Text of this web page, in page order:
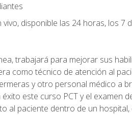
disponible las 24 horas, los 7
trabajará para mejorar sus
como técnico de atención al
y otro personal médico a
este curso PCT y el examen
al paciente dentro de un